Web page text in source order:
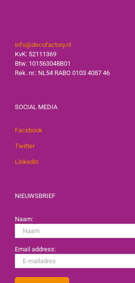
info@decofactory.nl
KvK: 52111369
Btw: 101563048B01
Rek. nr.: NL54 RABO 0103 4087 46
SOCIAL MEDIA
Facebook
Twitter
Linkedin
NIEUWSBRIEF
Naam:
Email address: